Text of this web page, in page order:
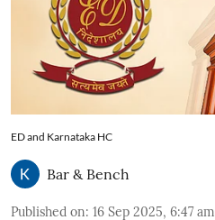
ED and Karnataka HC
Bar & Bench
Published on: 16 Sep 2025, 6:47 am